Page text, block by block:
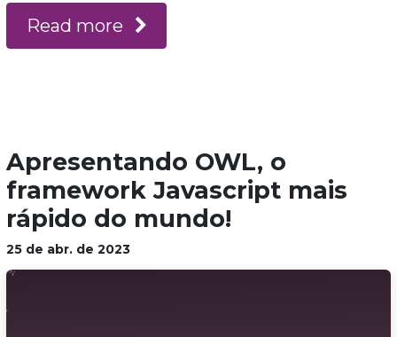
Read more
Apresentando OWL, o
framework Javascript mais
rápido do mundo!
25 de abr. de 2023